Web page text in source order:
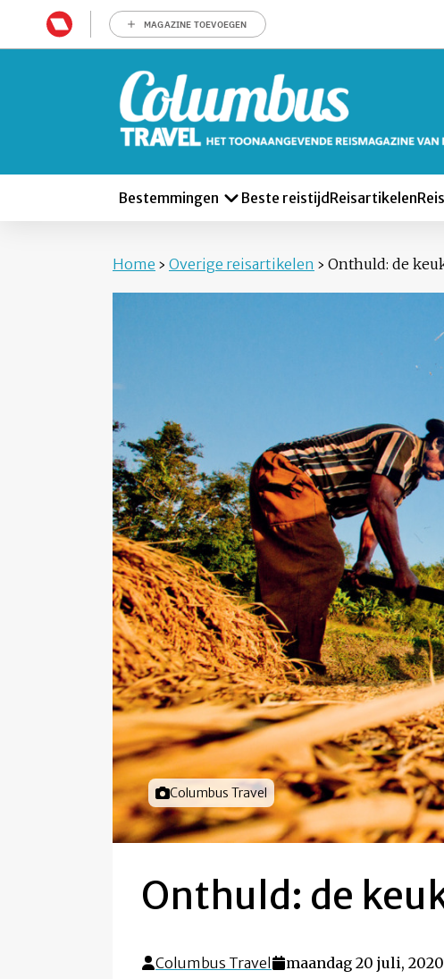
MAGAZINE TOEVOEGEN
Bestemmingen Beste reistijd Reisartikelen
Home › Overige reisartikelen › Onthuld: de
Foto door
Columbus Travel
Onthuld: de
Columbus Travel maandag 20 juli, 2020